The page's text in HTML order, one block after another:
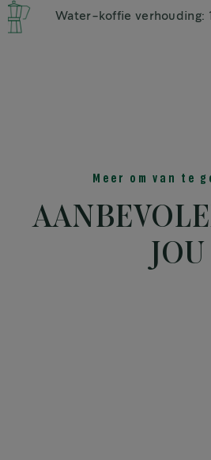
Water-koffie verhouding:
Meer om van te
JOU